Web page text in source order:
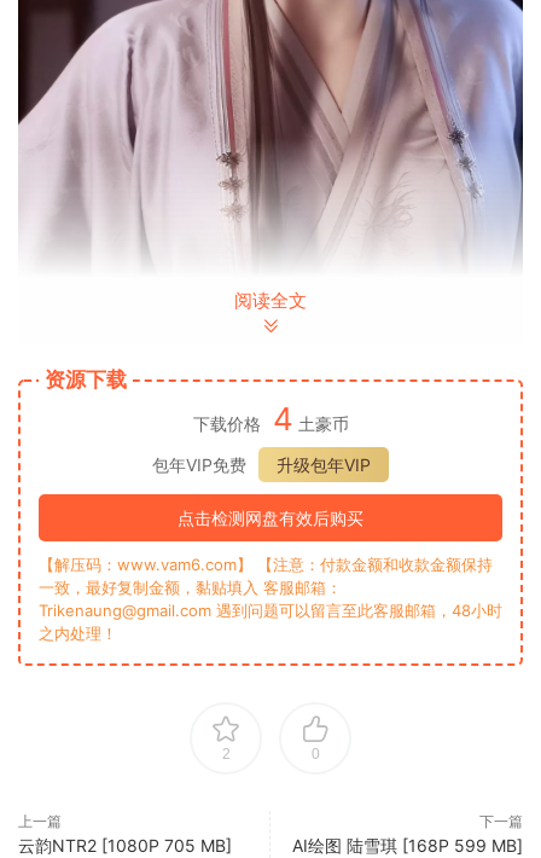
阅读全文
资源下载
下载价格 4 土豪币
包年VIP免费
升级包年VIP
点击检测网盘有效后购买
【解压码：www.vam6.com】 【注意：付款金额和收款金额保持
一致，最好复制金额，黏贴填入 客服邮箱：
Trikenaung@gmail.com 遇到问题可以留言至此客服邮箱，48小时
之内处理！
2 0
上一篇
云韵NTR2 [1080P 705 MB]
下一篇
AI绘图 陆雪琪 [168P 599 MB]